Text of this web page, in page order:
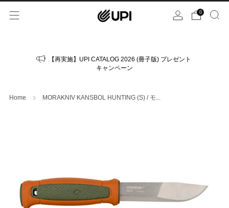
0
【再実施】UPI CATALOG 2026 (冊子版) プレゼント
キャンペーン
Home MORAKNIV KANSBOL HUNTING (S) / モ...